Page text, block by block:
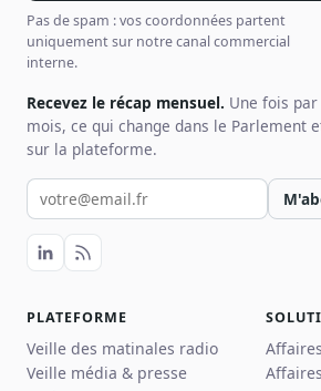
Pas de spam : vos coordonnées partent
uniquement sur notre canal commercial
interne.
Recevez le récap mensuel. Une fois par
mois, ce qui change dans le Parlement
sur la plateforme.
Votre email pour la newsletter
PLATEFORME
Veille des matinales radio
Veille média & presse